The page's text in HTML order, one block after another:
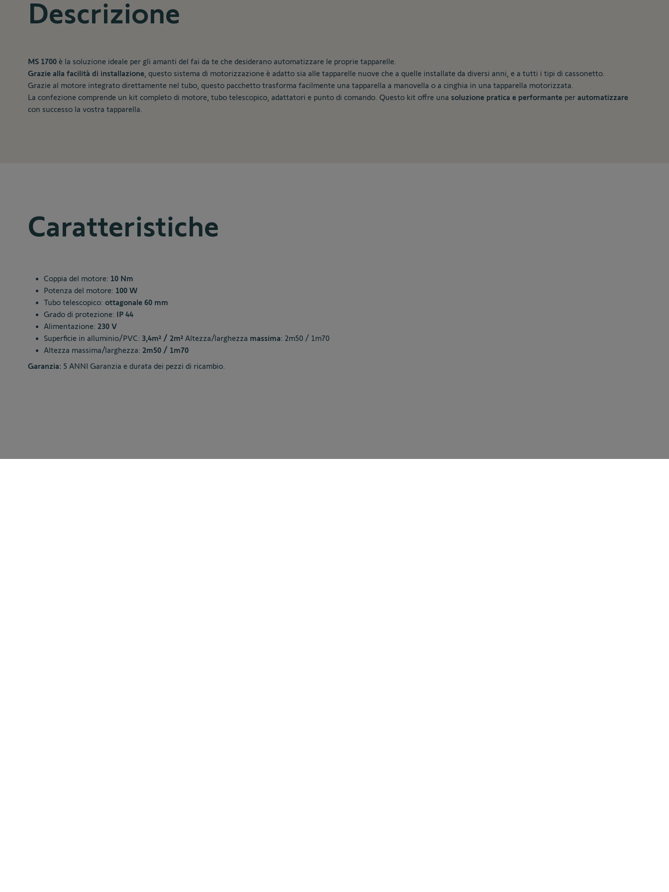
Descrizione
MS 1700 è la soluzione ideale per gli amanti del fai da te che desiderano automatizzare le proprie tapparelle.
Grazie alla facilità di installazione , questo sistema di motorizzazione è adatto sia alle tapparelle nuove che a quelle installate da diversi anni, e a tutti i tipi di cassonetto.
Grazie al motore integrato direttamente nel tubo, questo pacchetto trasforma facilmente una tapparella a manovella o a cinghia in una tapparella motorizzata.
La confezione comprende un kit completo di motore, tubo telescopico, adattatori e punto di comando. Questo kit offre una soluzione pratica e performante per automatizzare
con successo la vostra tapparella.
Caratteristiche
Coppia del motore: 10 Nm
Potenza del motore: 100 W
Tubo telescopico: ottagonale 60 mm
Grado di protezione: IP 44
Alimentazione: 230 V
Superficie in alluminio/PVC: 3,4m² / 2m² Altezza/larghezza massima: 2m50 / 1m70
Altezza massima/larghezza: 2m50 / 1m70
Garanzia: 5 ANNI Garanzia e durata dei pezzi di ricambio.